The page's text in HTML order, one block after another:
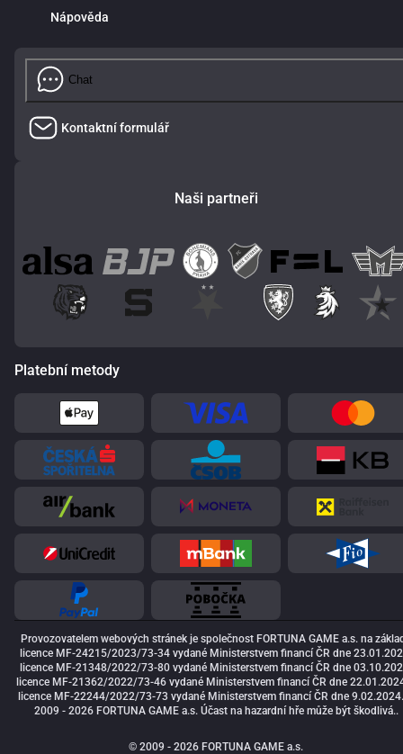
Nápověda
Chat
Kontaktní formulář
Naši partneři
Platební metody
Provozovatelem webových stránek je společnost FORTUNA GAME a.s. na
licence MF-24215/2023/73-34 vydané Ministerstvem financí ČR dne
licence MF-21348/2022/73-80 vydané Ministerstvem financí ČR dne
licence MF-21362/2022/73-46 vydané Ministerstvem financí ČR dne
licence MF-22244/2022/73-73 vydané Ministerstvem financí ČR dne
2009 - 2026 FORTUNA GAME a.s. Účast na hazardní hře může být škodlivá..
© 2009 - 2026 FORTUNA GAME a.s.